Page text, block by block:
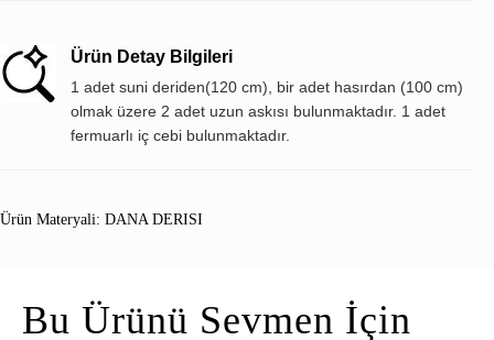
Ürün Detay Bilgileri
1 adet suni deriden(120 cm), bir adet hasırdan (100 cm)
olmak üzere 2 adet uzun askısı bulunmaktadır. 1 adet
fermuarlı iç cebi bulunmaktadır.
Ürün Materyali: DANA DERISI
Bu Ürünü Sevmen İçin